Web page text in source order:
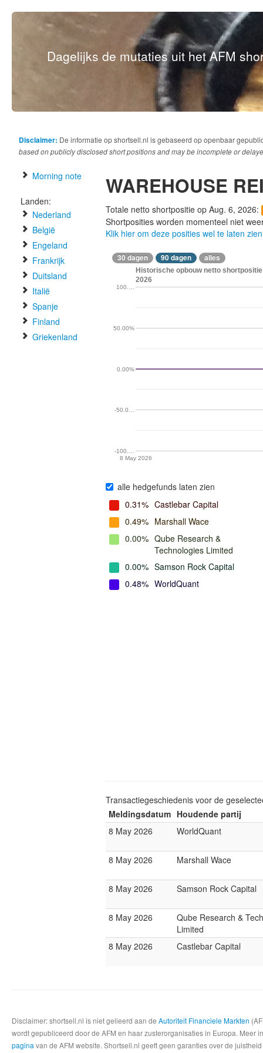
Dagelijks de mutaties uit het AFM
Disclaimer: De informatie op shortsell.nl is gebaseerd op openbaar
based on publicly disclosed short positions and may be incomplete or
Morning note
Landen:
Nederland
België
Engeland
Frankrijk
Duitsland
Italië
Spanje
Finland
Griekenland
WAREHOUSE
Totale netto shortpositie op Aug. 6, 2026:
Shortposities worden momenteel niet
Klik hier om deze posities wel te laten zien
30 dagen 90 dagen alles
Historische opbouw netto shortpositie
2026
8 May 2026
-100.…
-50.0…
0.00%
50.00%
100.…
alle hedgefunds laten zien
0.31% Castlebar Capital
0.49% Marshall Wace
0.00% Qube Research &
Technologies Limited
0.00% Samson Rock Capital
0.48% WorldQuant
Transactiegeschiedenis voor de
Meldingsdatum Houdende partij
8 May 2026
WorldQuant
8 May 2026 Marshall Wace
8 May 2026 Samson Rock Capital
8 May 2026
Qube Research &
Limited
8 May 2026
Castlebar Capital
Disclaimer: shortsell.nl is niet gelieerd aan de Autoriteit Financiele Markten
wordt gepubliceerd door de AFM en haar zusterorganisaties in Europa.
pagina van de AFM website. Shortsell.nl geeft geen garanties over de